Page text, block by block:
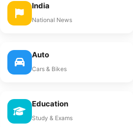
India
National News
Auto
Cars & Bikes
Education
Study & Exams